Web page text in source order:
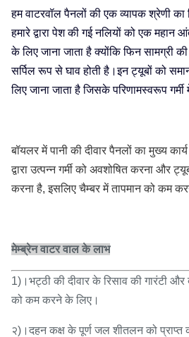
हम वाटरवॉल पैनलों की एक व्यापक श्रेणी का
हमारे द्वारा पेश की गई नलियों को एक महान
के लिए जाना जाता है क्योंकि फिन सामग्री
सर्पिल रूप से घाव होती है।इन ट्यूबों को
लिए जाना जाता है जिसके परिणामस्वरूप गर्मी
बॉयलर में पानी की दीवार पैनलों का मुख्य
द्वारा उत्पन्न गर्मी को अवशोषित करना और
करना है, इसलिए चैम्बर में तापमान को कम
मेम्ब्रेन वाटर वाल के लाभ
1)।भट्ठी की दीवार के रिसाव की गारंटी
को कम करने के लिए।
२)।दहन कक्ष के पूर्ण जल शीतलन को